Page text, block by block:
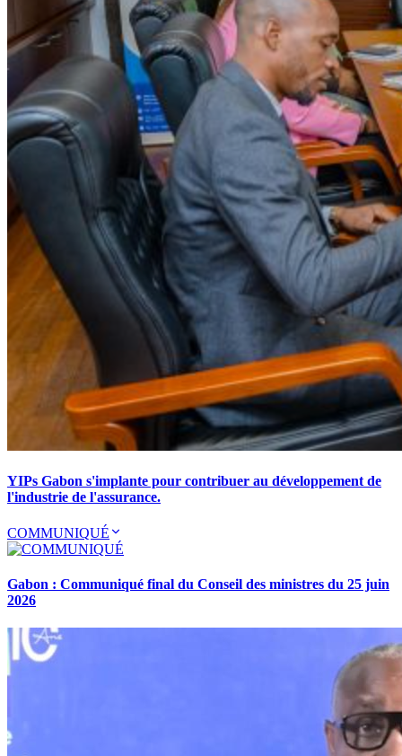
YIPs Gabon s'implante pour contribuer au développement de
l'industrie de l'assurance.
COMMUNIQUÉ
Gabon : Communiqué final du Conseil des ministres du 25 juin
2026